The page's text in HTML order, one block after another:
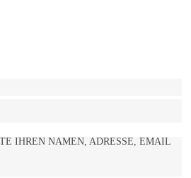
IHREN NAMEN, ADRESSE, EMAIL